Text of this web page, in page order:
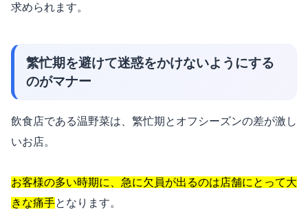
求められます。
繁忙期を避けて迷惑をかけないようにする
のがマナー
飲食店である温野菜は、繁忙期とオフシーズンの差が激し
いお店。
お客様の多い時期に、急に欠員が出るのは店舗にとって大
きな痛手となります。